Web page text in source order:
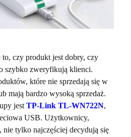
czy produkt jest dobry, czy
szybko zweryfikują klienci.
które nie sprzedają się w
mają bardzo wysoką sprzedaż.
jest TP-Link TL-WN722N,
USB. Użytkownicy,
tylko najczęściej decydują się